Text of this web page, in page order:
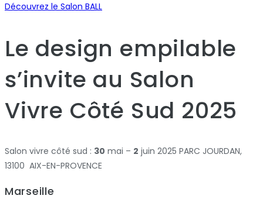
Découvrez le Salon BALL
Le design empilable
s’invite au Salon
Vivre Côté Sud 2025
Salon vivre côté sud : 30 mai – 2 juin 2025 PARC JOURDAN,
13100 AIX-EN-PROVENCE
Marseille